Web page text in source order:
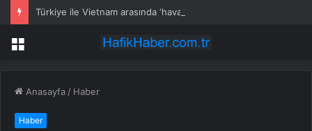
Menü
Anasayfa / Haber
Haber